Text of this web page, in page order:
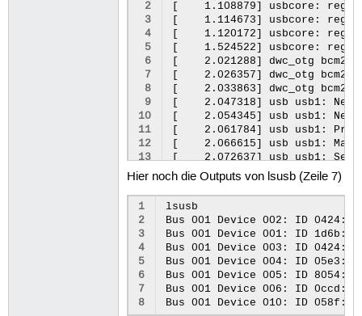
2
3
4
5
6
7
8
9
10
11
12
13
14
16
17
18
19
20
21
22
23
24
[    1.108879] usbcore:
[    1.114673] usbcore:
[    1.120172] usbcore:
[    1.524522] usbcore:
[    2.021288] dwc_otg
[    2.026357] dwc_otg
[    2.033863] dwc_otg
[    2.047318] usb usb1: New
[    2.054345] usb usb1: New
[    2.061784] usb usb1:
[    2.066615] usb usb1:
[    2.072637] usb usb1:
[    2.078459] hub 1-0:1.0:
[    2.094637] usbcore:
[    2.260054] usbcore:
[    2.274567] usbhid: USB
[    2.617678] usb 1-1: new
[    2.848178] usb 1-1: New
[    2.863470] usb 1-1: New
[    2.880865] hub 1-1:1.0:
[    3.187784] usb 1-1.1: new
[    3.298244] usb 1-1.1: New
[    3.298260] usb 1-1.1: New
Hier noch die Outputs von lsusb (Zeile 7)
1
2
3
4
5
6
7
8
lsusb
Bus 001 Device 002: ID
Bus 001 Device 001: ID
Bus 001 Device 003: ID
Bus 001 Device 004: ID
Bus 001 Device 005: ID
Bus 001 Device 006: ID